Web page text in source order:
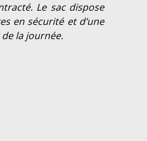
Le sac dispose
en sécurité et d’une
la journée.